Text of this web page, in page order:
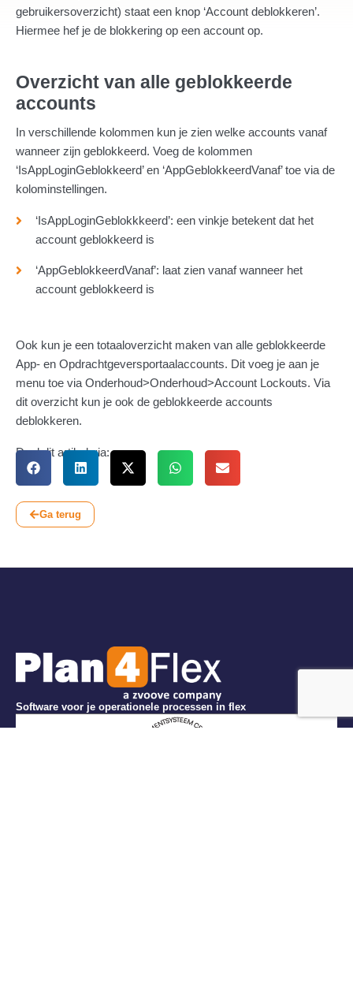
gebruikersoverzicht) staat een knop ‘Account deblokkeren’.
Hiermee hef je de blokkering op een account op.
Overzicht van alle geblokkeerde
accounts
In verschillende kolommen kun je zien welke accounts vanaf
wanneer zijn geblokkeerd. Voeg de kolommen
‘IsAppLoginGeblokkeerd’ en ‘AppGeblokkeerdVanaf’ toe via de
kolominstellingen.
‘IsAppLoginGeblokkkeerd’: een vinkje betekent dat het
account geblokkeerd is
‘AppGeblokkeerdVanaf’: laat zien vanaf wanneer het
account geblokkeerd is
Ook kun je een totaaloverzicht maken van alle geblokkeerde
App- en Opdrachtgeversportaalaccounts. Dit voeg je aan je
menu toe via Onderhoud>Onderhoud>Account Lockouts. Via
dit overzicht kun je ook de geblokkeerde accounts
deblokkeren.
Deel dit artikel via:
Ga terug
Software voor je operationele processen in flex